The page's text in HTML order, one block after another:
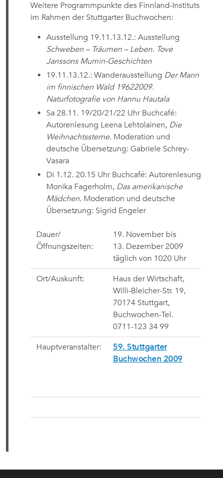
Weitere Programmpunkte des Finnland-Instituts
im Rahmen der Stuttgarter Buchwochen:
Ausstellung 19.11.13.12.: Ausstellung
Schweben – Träumen – Leben. Tove
Janssons Mumin-Geschichten
19.11.13.12.: Wanderausstellung Der Mann
im finnischen Wald 19622009.
Naturfotografie von Hannu Hautala
Sa 28.11. 19/20/21/22 Uhr Buchcafé:
Autorenlesung Leena Lehtolainen, Die
Weihnachtssterne. Moderation und
deutsche Übersetzung: Gabriele Schrey-
Vasara
Di 1.12. 20.15 Uhr Buchcafé: Autorenlesung
Monika Fagerholm, Das amerikanische
Mädchen. Moderation und deutsche
Übersetzung: Sigrid Engeler
Dauer/
Öffnungszeiten:
19. November bis
13. Dezember 2009
täglich von 1020 Uhr
Ort/Auskunft:
Haus der Wirtschaft,
Willi-Bleicher-Str. 19,
70174 Stuttgart,
Buchwochen-Tel.
0711-123 34 99
Hauptveranstalter:
59. Stuttgarter
Buchwochen 2009